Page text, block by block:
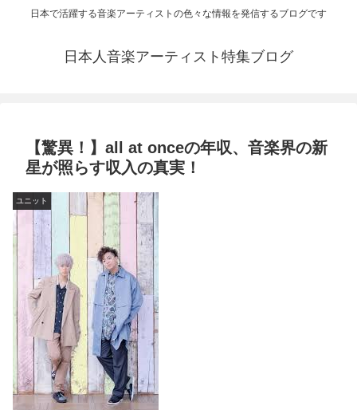
日本で活躍する音楽アーティストの色々な情報を発信するブログです
日本人音楽アーティスト特集ブログ
【驚異！】all at onceの年収、音楽界の新
星が照らす収入の真実！
ユニット